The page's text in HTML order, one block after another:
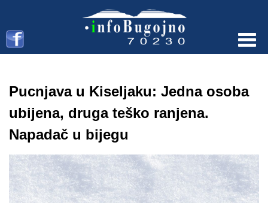
Pucnjava u Kiseljaku: Jedna osoba
ubijena, druga teško ranjena.
Napadač u bijegu